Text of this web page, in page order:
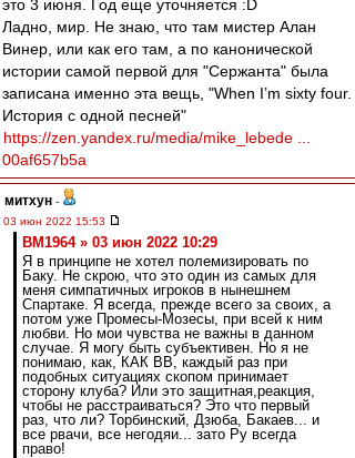
это 3 июня. Год еще уточняется :D
Ладно, мир. Не знаю, что там мистер Алан
Винер, или как его там, а по канонической
истории самой первой для "Сержанта" была
записана именно эта вещь, "When I’m sixty four.
История с одной песней"
https://zen.yandex.ru/media/mike_lebede ...
00af657b5a
митхун -
03 июн 2022 15:53
BM1964 » 03 июн 2022 10:29
Я в принципе не хотел полемизировать по
Баку. Не скрою, что это один из самых для
меня симпатичных игроков в нынешнем
Спартаке. Я всегда, прежде всего за своих, а
потом уже Промесы-Мозесы, при всей к ним
любви. Но мои чувства не важны в данном
случае. Я могу быть субъективен. Но я не
понимаю, как, КАК ВВ, каждый раз при
подобных ситуациях скопом принимает
сторону клуба? Или это защитная,реакция,
чтобы не расстраиваться? Это что первый
раз, что ли? Торбинский, Дзюба, Бакаев... и
все рвачи, все негодяи... зато Ру всегда
право!